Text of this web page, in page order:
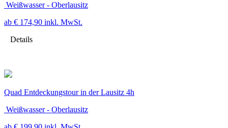
Weißwasser - Oberlausitz
ab € 174,90 inkl. MwSt.
Details
Quad Entdeckungstour in der Lausitz 4h
Weißwasser - Oberlausitz